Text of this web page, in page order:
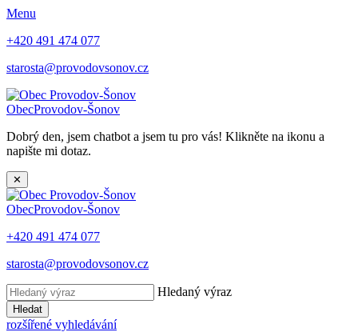
Menu
+420 491 474 077
starosta@provodovsonov.cz
ObecProvodov-Šonov
Dobrý den, jsem chatbot a jsem tu pro vás! Klikněte na ikonu a
napište mi dotaz.
✕
ObecProvodov-Šonov
+420 491 474 077
starosta@provodovsonov.cz
Hledaný výraz
Hledat
rozšířené vyhledávání